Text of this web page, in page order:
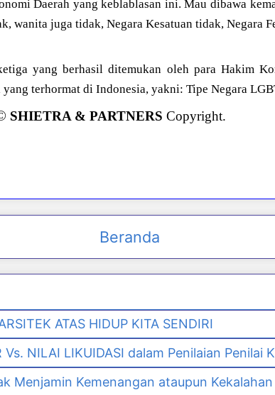
Daerah yang keblablasan ini. Mau dibawa
wanita juga tidak, Negara Kesatuan tidak, Negara
yang berhasil ditemukan oleh para Hakim
terhormat di Indonesia, yakni: Tipe Negara
SHIETRA & PARTNERS Copyright.
Beranda
ATAS HIDUP KITA SENDIRI
NILAI LIKUIDASI dalam Penilaian Penilai
Menjamin Kemenangan ataupun